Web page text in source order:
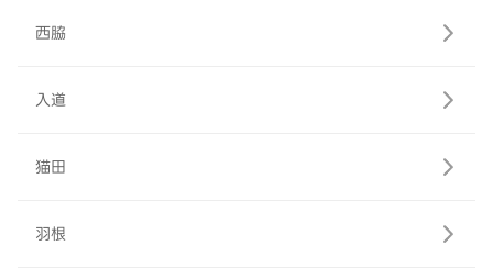
西脇
入道
猫田
羽根